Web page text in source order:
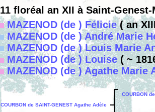
11 floréal an XII à Saint-
MAZENOD (de ) Félicie( an
MAZENOD (de ) André Marie
MAZENOD (de ) Louis Marie
MAZENOD (de ) Louise ( ~
MAZENOD (de ) Agathe Marie
COURBON de SAINT-GENEST Agathe Adèle
COURBON